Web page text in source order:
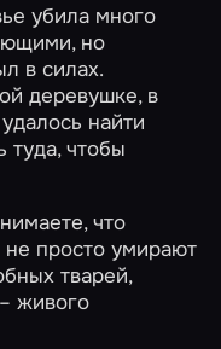
убила много
но
в силах.
деревушке, в
найти
туда, чтобы
что
просто умирают
тварей,
живого